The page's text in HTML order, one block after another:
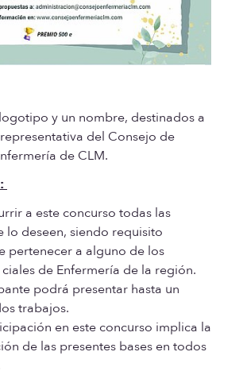
y un nombre, destinados a
del Consejo de
de CLM.
a este concurso todas las
lo deseen, siendo requisito
pertenecer a alguno de los
de Enfermería de la región.
podrá presentar hasta un
trabajos.
en este concurso implica la
de las presentes bases en todos